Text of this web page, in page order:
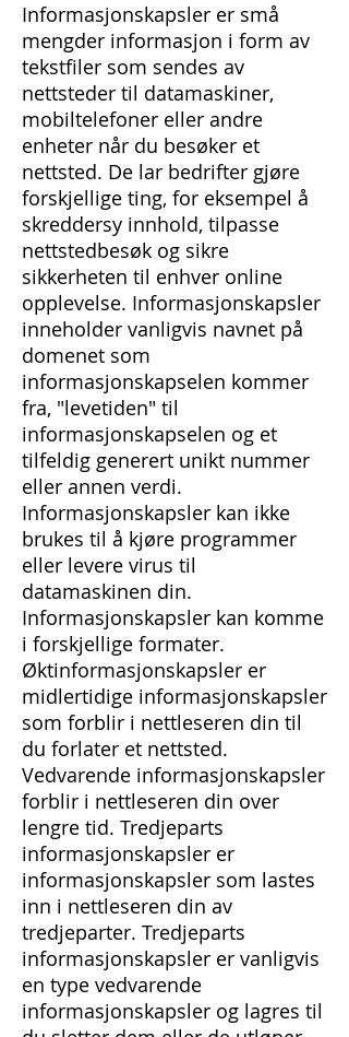
Informasjonskapsler er små
mengder informasjon i form av
tekstfiler som sendes av
nettsteder til datamaskiner,
mobiltelefoner eller andre
enheter når du besøker et
nettsted. De lar bedrifter gjøre
forskjellige ting, for eksempel å
skreddersy innhold, tilpasse
nettstedbesøk og sikre
sikkerheten til enhver online
opplevelse. Informasjonskapsler
inneholder vanligvis navnet på
domenet som
informasjonskapselen kommer
fra, "levetiden" til
informasjonskapselen og et
tilfeldig generert unikt nummer
eller annen verdi.
Informasjonskapsler kan ikke
brukes til å kjøre programmer
eller levere virus til
datamaskinen din.
Informasjonskapsler kan komme
i forskjellige formater.
Øktinformasjonskapsler er
midlertidige informasjonskapsler
som forblir i nettleseren din til
du forlater et nettsted.
Vedvarende informasjonskapsler
forblir i nettleseren din over
lengre tid. Tredjeparts
informasjonskapsler er
informasjonskapsler som lastes
inn i nettleseren din av
tredjeparter. Tredjeparts
informasjonskapsler er vanligvis
en type vedvarende
informasjonskapsler og lagres til